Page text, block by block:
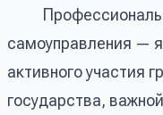
самоуправления —
активного участия
государства,